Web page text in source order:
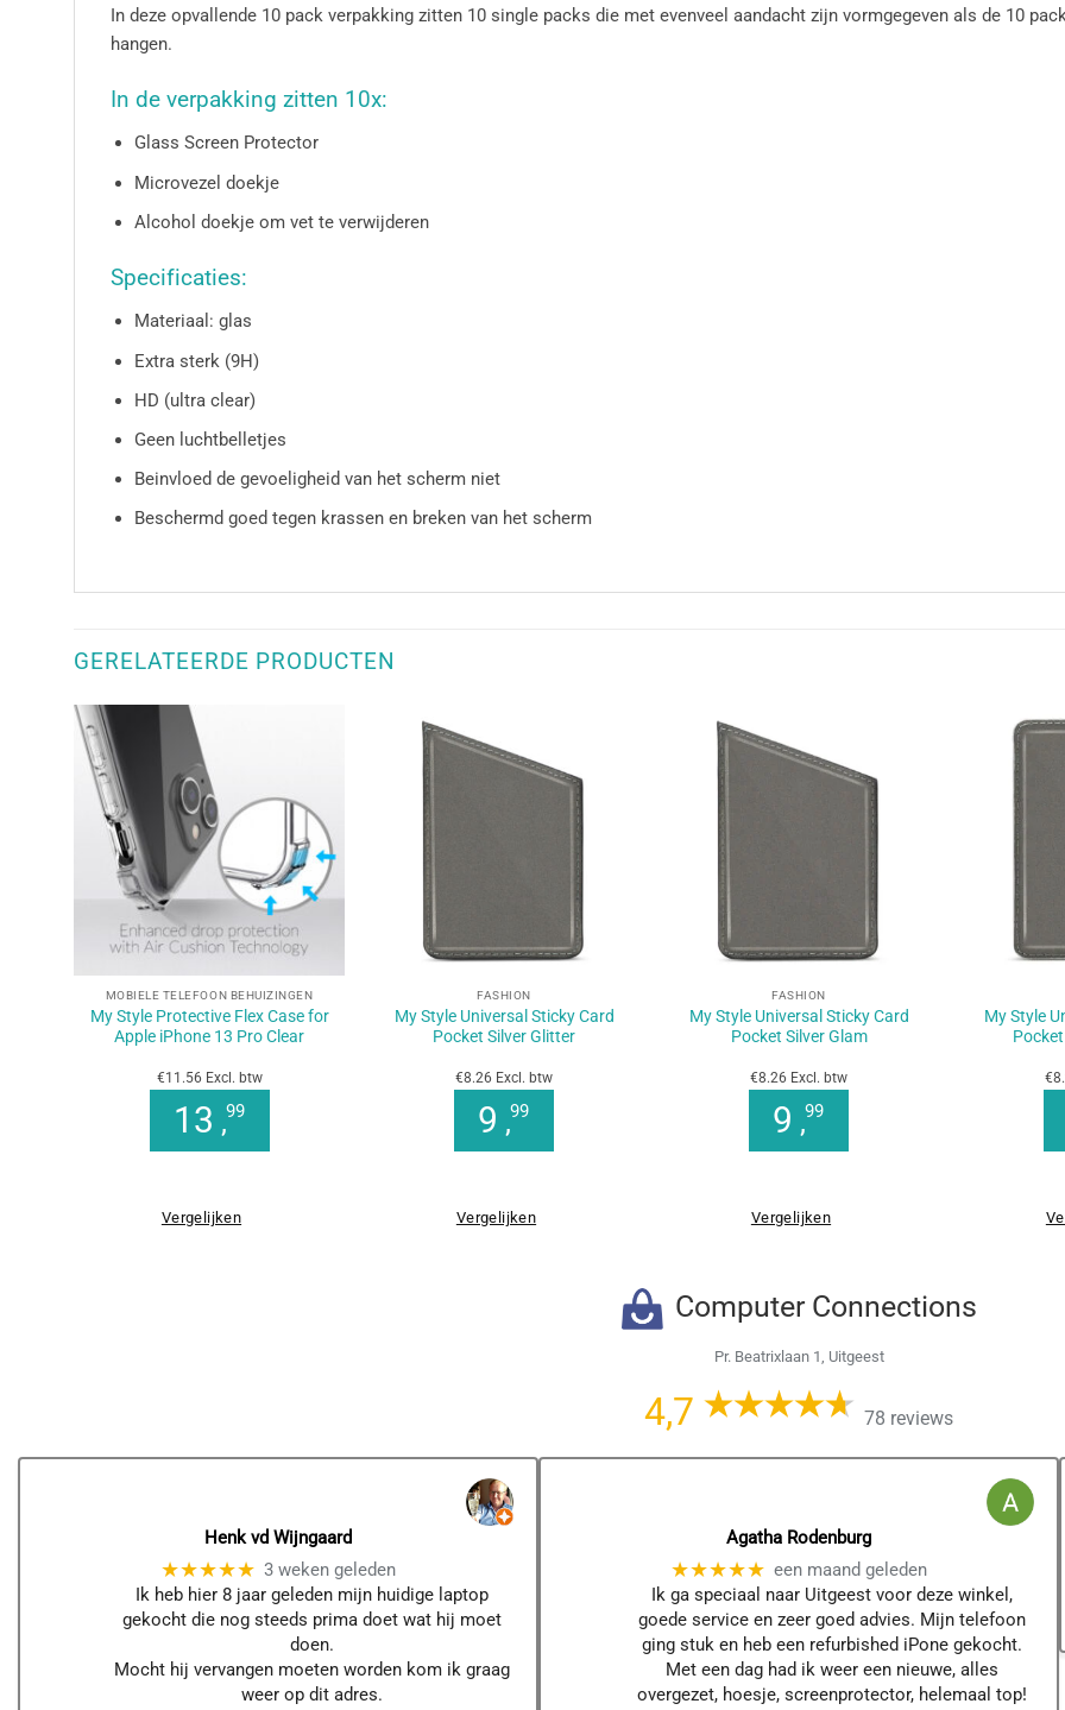
In deze opvallende 10 pack verpakking zitten 10 single packs die met evenveel aandacht zijn vormgegeven als de 10
hangen.
In de verpakking zitten 10x:
Glass Screen Protector
Microvezel doekje
Alcohol doekje om vet te verwijderen
Specificaties:
Materiaal: glas
Extra sterk (9H)
HD (ultra clear)
Geen luchtbelletjes
Beinvloed de gevoeligheid van het scherm niet
Beschermd goed tegen krassen en breken van het scherm
GERELATEERDE PRODUCTEN
MOBIELE TELEFOON BEHUIZINGEN
My Style Protective Flex Case for
Apple iPhone 13 Pro Clear
€11.56 Excl. btw
13 ,99
Vergelijken
FASHION
My Style Universal Sticky Card
Pocket Silver Glitter
€8.26 Excl. btw
9 ,99
Vergelijken
FASHION
My Style Universal Sticky Card
Pocket Silver Glam
€8.26 Excl. btw
9 ,99
Vergelijken
My Style
Computer Connections
Pr. Beatrixlaan 1, Uitgeest
4,7 78 reviews
Henk vd Wijngaard
★★★★★ 3 weken geleden
Ik heb hier 8 jaar geleden mijn huidige laptop
gekocht die nog steeds prima doet wat hij moet
doen.
Mocht hij vervangen moeten worden kom ik graag
weer op dit adres.
Agatha Rodenburg
★★★★★ een maand geleden
Ik ga speciaal naar Uitgeest voor deze winkel,
goede service en zeer goed advies. Mijn telefoon
ging stuk en heb een refurbished iPone gekocht.
Met een dag had ik weer een nieuwe, alles
overgezet, hoesje, screenprotector, helemaal top!